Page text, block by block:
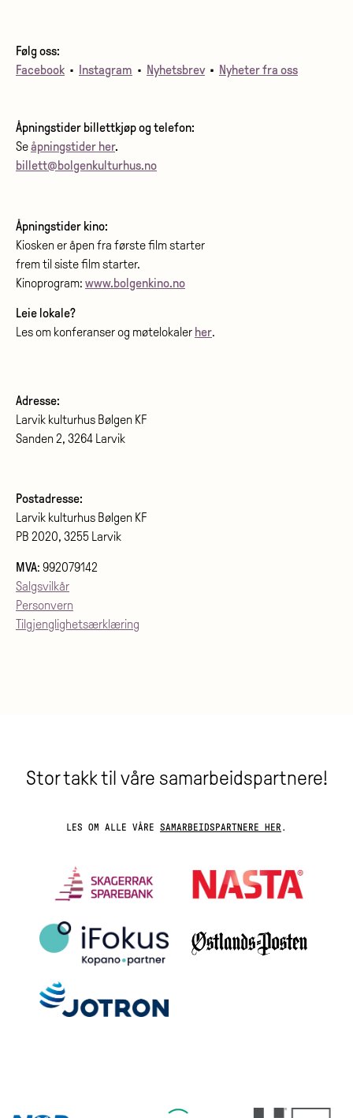
Følg oss:
Facebook • Instagram • Nyhetsbrev• Nyheter fra oss
Åpningstider billettkjøp og telefon:
Seåpningstider her.
billett@bolgenkulturhus.no
Åpningstider kino:
Kiosken er åpen fra første film starter
frem til siste film starter.
Kinoprogram: www.bolgenkino.no
Leie lokale?
Les om konferanser og møtelokaler her.
Adresse:
Larvik kulturhus Bølgen KF
Sanden 2, 3264 Larvik
Postadresse:
Larvik kulturhus Bølgen KF
PB 2020, 3255 Larvik
MVA: 992079142
Salgsvilkår
Personvern
Tilgjenglighetsærklæring
Stor takk til våre samarbeidspartnere!
LES OM ALLE VÅRE SAMARBEIDSPARTNERE HER .